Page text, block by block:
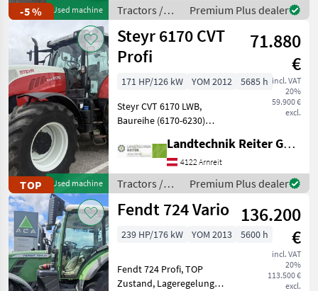
-5 % Used machine
Lastschaltgetriebe mit 4-
facher La
Tractors /
Ford
Premium Plus dealer
TOP Used machine
Steyr 6170 CVT
Profi
71.880
€
incl. VAT
20%
59.900 €
excl.
171 HP/126 kW YOM 2012
5685 h
Steyr CVT 6170 LWB,
Baureihe (6170-6230)
Tier 4 A 6 Zylinder FPT
Motor mit 6, 7Liter
Hurbraum 218 PS mit
Power Plus Boost 50kmh
Druc
Landtechnik Reiter GmbH.
4122 Arnreit
Tractors /
Steyr
Premium Plus dealer
Fendt 724 Vario 136.200
€
incl. VAT
20%
113.500 €
excl.
239 HP/176 kW YOM 2013 5600 h
Fendt 724 Profi, TOP
Zustand, Lageregelung